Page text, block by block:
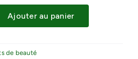
Ajouter au panier
de beauté